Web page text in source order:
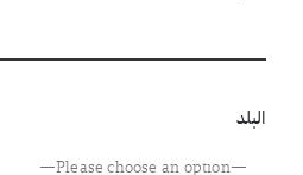
البلد